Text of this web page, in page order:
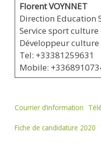
Florent VOYNNET
Direction Education
Service sport
Développeur culture
Tel: +33381259631
Mobile:
Courrier d’information
Fiche de candidature 2020